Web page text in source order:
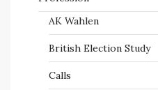
AK Wahlen
British Election Study
Calls